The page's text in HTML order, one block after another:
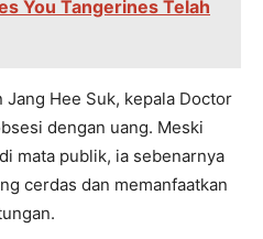
You Tangerines Telah
Jang Hee Suk, kepala Doctor
dengan uang. Meski
mata publik, ia sebenarnya
cerdas dan memanfaatkan